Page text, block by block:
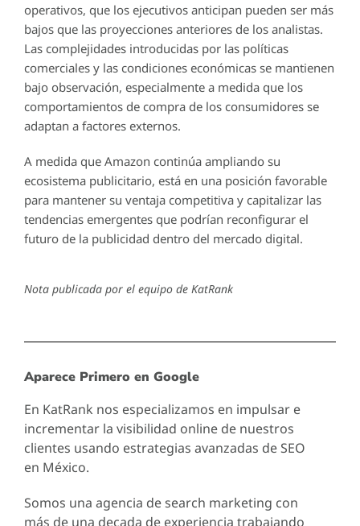
operativos, que los ejecutivos anticipan pueden ser más
bajos que las proyecciones anteriores de los analistas.
Las complejidades introducidas por las políticas
comerciales y las condiciones económicas se mantienen
bajo observación, especialmente a medida que los
comportamientos de compra de los consumidores se
adaptan a factores externos.
A medida que Amazon continúa ampliando su
ecosistema publicitario, está en una posición favorable
para mantener su ventaja competitiva y capitalizar las
tendencias emergentes que podrían reconfigurar el
futuro de la publicidad dentro del mercado digital.
Nota publicada por el equipo de KatRank
Aparece Primero en Google
En KatRank nos especializamos en impulsar e
incrementar la visibilidad online de nuestros
clientes usando estrategias avanzadas de SEO
en México.
Somos una agencia de search marketing con
más de una decada de experiencia trabajando